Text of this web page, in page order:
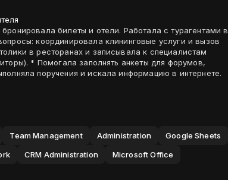
билеты и отели. Работала с турагентами в
в ресторанах и записывала к специалистам
* Помогала заполнять анкеты для форумов,
поручения и искала информацию в интернете.
Team Management Administration
Google Sheets
CRM Administration
Microsoft Office